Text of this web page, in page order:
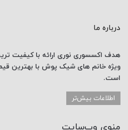
درباره ما
هدف اکسسوری نوری ارائه با کیفیت
ویژه خانم های شیک پوش با بهترین
است.
اطلاعات بیش‌تر
منوی وب‌سایت